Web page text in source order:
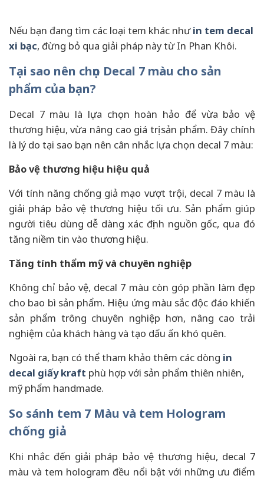
Nếu bạn đang tìm các loại tem khác nhưin tem decal
xi bạc, đừng bỏ qua giải pháp này từ In Phan Khôi.
Tại sao nên chọn Decal 7 màu cho sản
phẩm của bạn?
Decal 7 màu là lựa chọn hoàn hảo để vừa bảo vệ
thương hiệu, vừa nâng cao giá trị sản phẩm. Đây chính
là lý do tại sao bạn nên cân nhắc lựa chọn decal 7 màu:
Bảo vệ thương hiệu hiệu quả
Với tính năng chống giả mạo vượt trội, decal 7 màu là
giải pháp bảo vệ thương hiệu tối ưu. Sản phẩm giúp
người tiêu dùng dễ dàng xác định nguồn gốc, qua đó
tăng niềm tin vào thương hiệu.
Tăng tính thẩm mỹ và chuyên nghiệp
Không chỉ bảo vệ, decal 7 màu còn góp phần làm đẹp
cho bao bì sản phẩm. Hiệu ứng màu sắc độc đáo khiến
sản phẩm trông chuyên nghiệp hơn, nâng cao trải
nghiệm của khách hàng và tạo dấu ấn khó quên.
Ngoài ra, bạn có thể tham khảo thêm các dòng in
decal giấy kraft phù hợp với sản phẩm thiên nhiên,
mỹ phẩm handmade.
So sánh tem 7 Màu và tem Hologram
chống giả
Khi nhắc đến giải pháp bảo vệ thương hiệu, decal 7
màu và tem hologram đều nổi bật với những ưu điểm